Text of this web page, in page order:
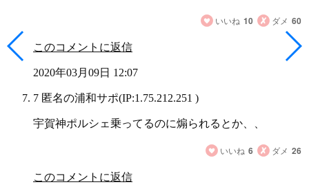
いいね 10 ダメ 60
このコメントに返信
2020年03月09日 12:07
7 匿名の浦和サポ(IP:1.75.212.251 )
宇賀神ポルシェ乗ってるのに煽られるとか、、
いいね 6 ダメ 26
このコメントに返信